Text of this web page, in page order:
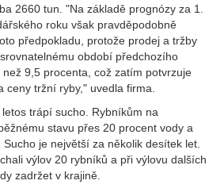
2660 tun. "Na základě prognózy za 1.
roku však pravděpodobně
předpokladu, protože prodej a tržby
období předchozího
9,5 procenta, což zatím potvrzuje
ceny tržní ryby," uvedla firma.
trápí sucho. Rybníkům na
stavu přes 20 procent vody a
je největší za několik desítek let.
výlov 20 rybníků a při výlovu dalších
zadržet v krajině.